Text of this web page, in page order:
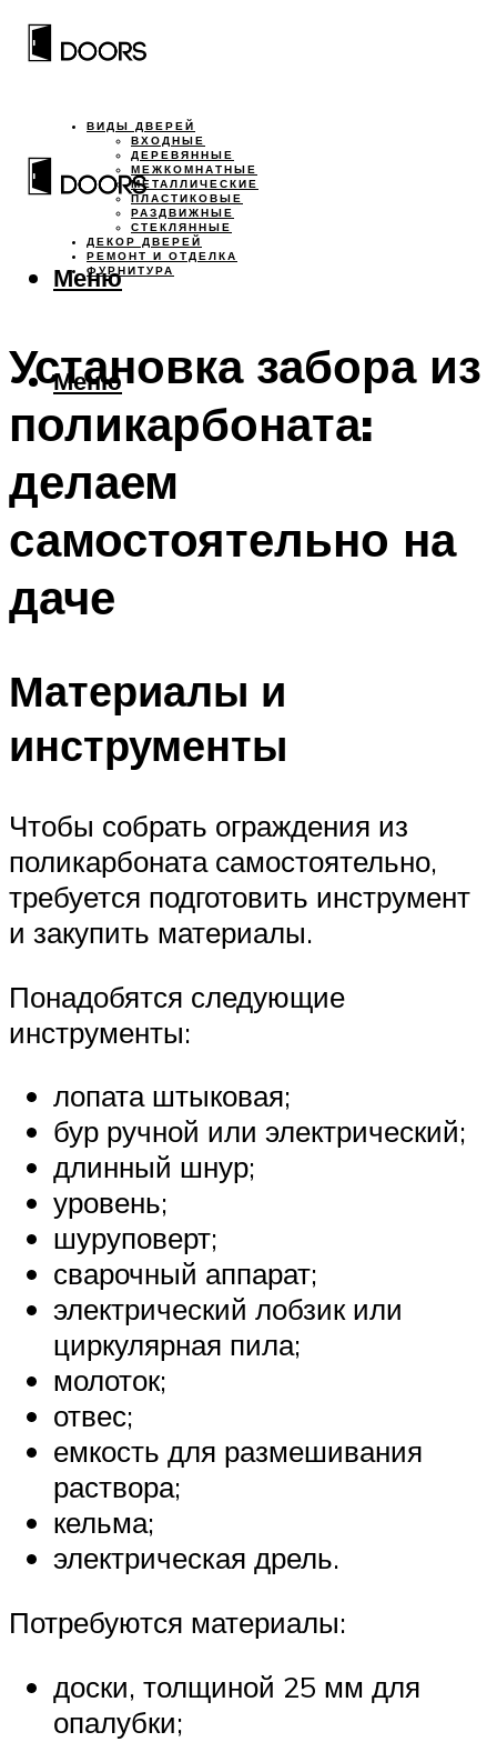
ВИДЫ ДВЕРЕЙ
ВХОДНЫЕ
ДЕРЕВЯННЫЕ
МЕЖКОМНАТНЫЕ
МЕТАЛЛИЧЕСКИЕ
ПЛАСТИКОВЫЕ
РАЗДВИЖНЫЕ
СТЕКЛЯННЫЕ
ДЕКОР ДВЕРЕЙ
РЕМОНТ И ОТДЕЛКА
ФУРНИТУРА
Меню
Меню
Установка забора из
поликарбоната:
делаем
самостоятельно на
даче
Материалы и
инструменты
Чтобы собрать ограждения из
поликарбоната самостоятельно,
требуется подготовить инструмент
и закупить материалы.
Понадобятся следующие
инструменты:
лопата штыковая;
бур ручной или электрический;
длинный шнур;
уровень;
шуруповерт;
сварочный аппарат;
электрический лобзик или
циркулярная пила;
молоток;
отвес;
емкость для размешивания
раствора;
кельма;
электрическая дрель.
Потребуются материалы:
доски, толщиной 25 мм для
опалубки;